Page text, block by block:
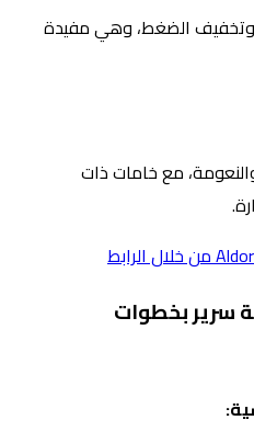
الضغط، وهي مفيدة
مع خامات ذات
سرير بخطوات